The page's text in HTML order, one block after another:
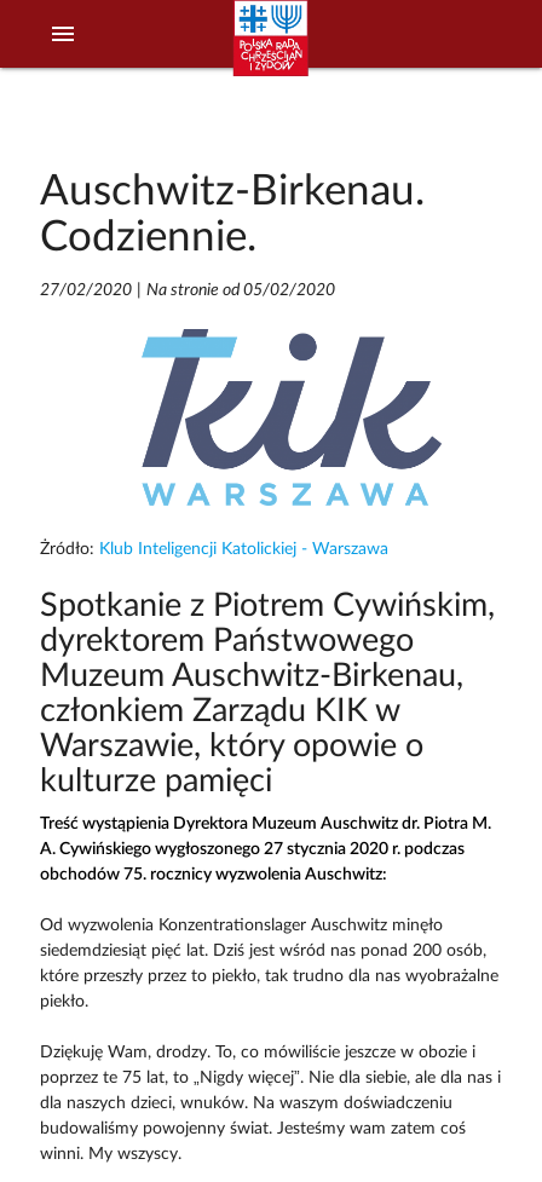
menu
Auschwitz-Birkenau.
Codziennie.
27/02/2020| Na stronie od 05/02/2020
Żródło: Klub Inteligencji Katolickiej - Warszawa
Spotkanie z Piotrem Cywińskim,
dyrektorem Państwowego
Muzeum Auschwitz-Birkenau,
członkiem Zarządu KIK w
Warszawie, który opowie o
kulturze pamięci
Treść wystąpienia Dyrektora Muzeum Auschwitz dr. Piotra M.
A. Cywińskiego wygłoszonego 27 stycznia 2020 r. podczas
obchodów 75. rocznicy wyzwolenia Auschwitz:
Od wyzwolenia Konzentrationslager Auschwitz minęło
siedemdziesiąt pięć lat. Dziś jest wśród nas ponad 200 osób,
które przeszły przez to piekło, tak trudno dla nas wyobrażalne
piekło.
Dziękuję Wam, drodzy. To, co mówiliście jeszcze w obozie i
poprzez te 75 lat, to „Nigdy więcej”. Nie dla siebie, ale dla nas i
dla naszych dzieci, wnuków. Na waszym doświadczeniu
budowaliśmy powojenny świat. Jesteśmy wam zatem coś
winni. My wszyscy.